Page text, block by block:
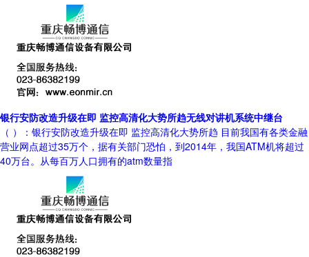
银行安防改造升级在即 监控高清化大势所趋无线对讲机系统中继台
（ ）：银行安防改造升级在即 监控高清化大势所趋 目前我国有各类金融
营业网点超过35万个，据有关部门恐怕，到2014年，我国ATM机将超过
40万台。从每百万人口拥有的atm数量指